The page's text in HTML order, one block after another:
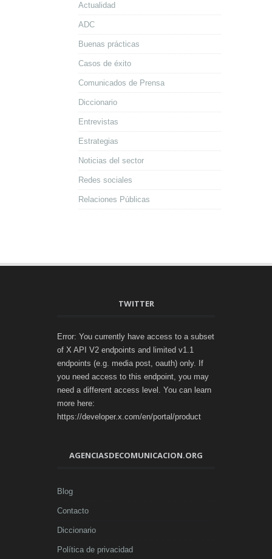
Actualidad
ADC
Buenas prácticas
Casos de éxito
Comunicados de Prensa
Diccionario
Entrevistas
Estrategias
Noticias del sector
Redes sociales
Relaciones Públicas
TWITTER
Error: You currently have access to a subset
of X API V2 endpoints and limited v1.1
endpoints (e.g. media post, oauth) only. If
you need access to this endpoint, you may
need a different access level. You can learn
more here:
https://developer.x.com/en/portal/product
AGENCIASDECOMUNICACION.ORG
Blog
Contacto
Diccionario
Política de privacidad